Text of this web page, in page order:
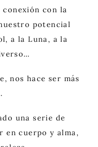
con la
potencial
a la Luna, a la
nos hace ser más
una serie de
en cuerpo y alma,